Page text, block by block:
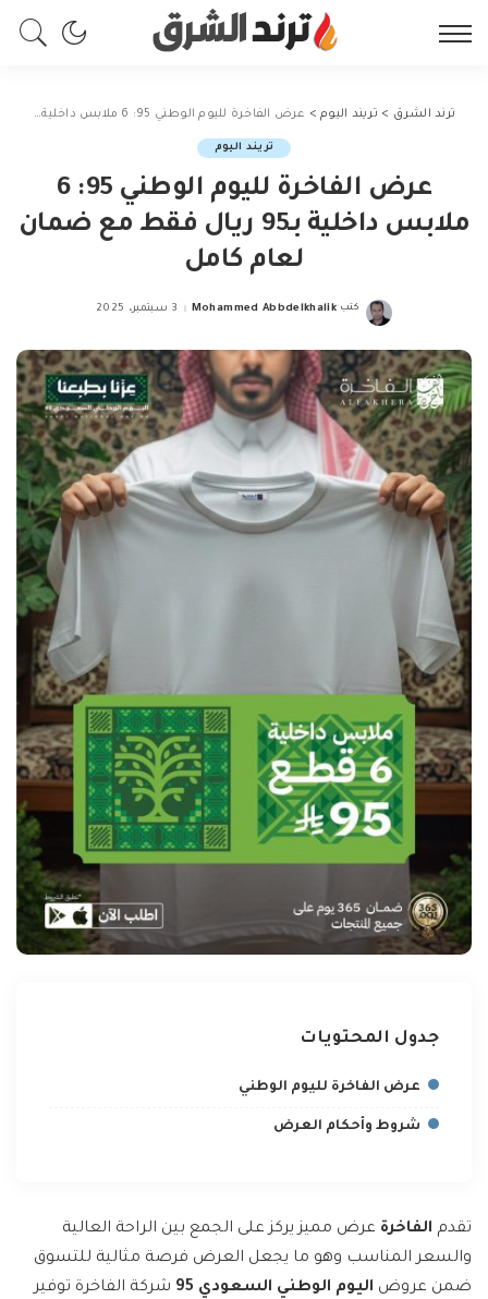
ترند الشرق > تريند اليوم> عرض الفاخرة لليوم الوطني 95: 6 ملابس داخلية بـ95 ريال فقط مع ضمان لعام كامل
تريند اليوم
عرض الفاخرة لليوم الوطني 95: 6
ملابس داخلية بـ95 ريال فقط مع ضمان
لعام كامل
Posted
كتب Mohammed Abbdelkhalik 3 سبتمبر، 2025
جدول المحتويات
عرض الفاخرة لليوم الوطني
شروط وأحكام العرض
تقدم الفاخرة عرض مميز يركز على الجمع بين الراحة العالية
والسعر المناسب وهو ما يجعل العرض فرصة مثالية للتسوق
ضمن عروض اليوم الوطني السعودي 95
شركة الفاخرة توفير